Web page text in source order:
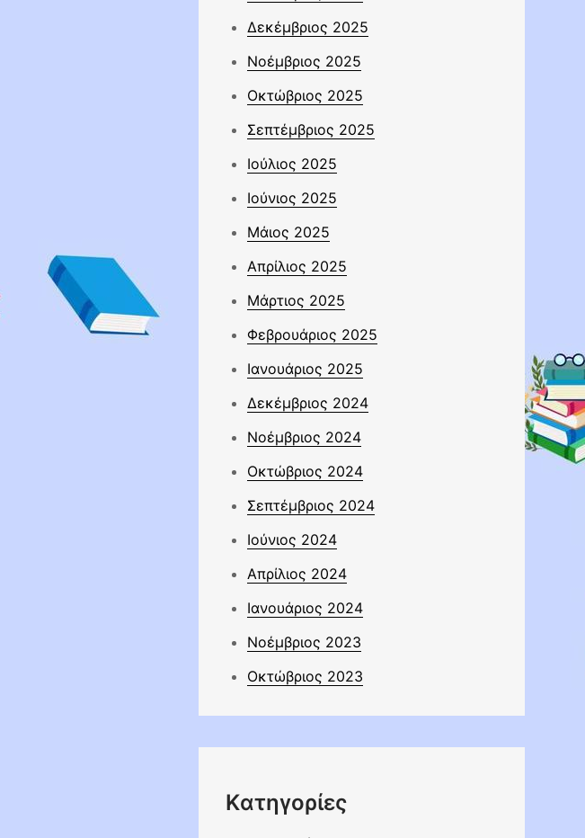
Δεκέμβριος 2025
Νοέμβριος 2025
Οκτώβριος 2025
Σεπτέμβριος 2025
Ιούλιος 2025
Ιούνιος 2025
Μάιος 2025
Απρίλιος 2025
Μάρτιος 2025
Φεβρουάριος 2025
Ιανουάριος 2025
Δεκέμβριος 2024
Νοέμβριος 2024
Οκτώβριος 2024
Σεπτέμβριος 2024
Ιούνιος 2024
Απρίλιος 2024
Ιανουάριος 2024
Νοέμβριος 2023
Οκτώβριος 2023
Kατηγορίες